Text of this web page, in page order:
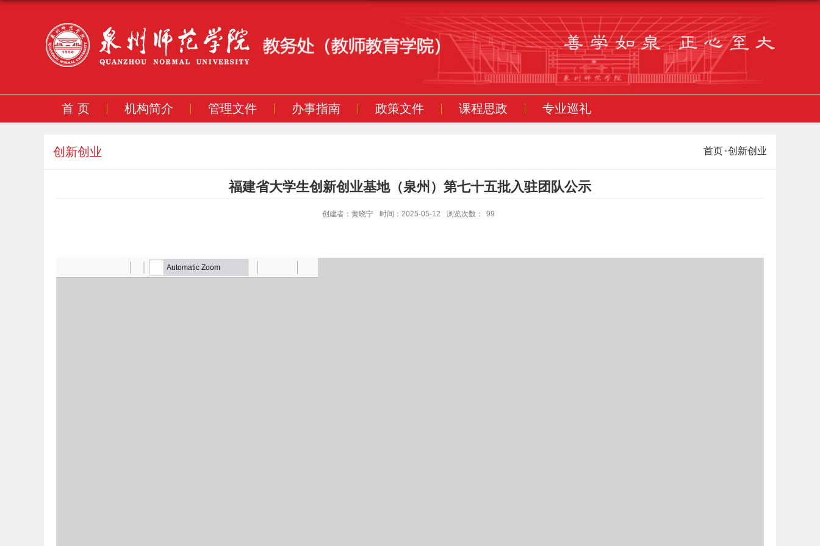
首 页 机构简介 管理文件 办事指南 政策文件 课程思政 专业巡礼
首页 创新创业
创新创业
福建省大学生创新创业基地（泉州）第七十五批入驻团队公示
创建者：黄晓宁 时间：2025-05-12 浏览次数： 99